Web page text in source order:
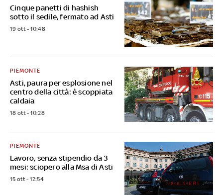
Cinque panetti di hashish
sotto il sedile, fermato ad Asti
19 ott - 10:48
Asti, paura per esplosione nel
centro della città: è scoppiata
caldaia
PIEMONTE
18 ott - 10:28
Lavoro, senza stipendio da 3
mesi: sciopero alla Msa di Asti
PIEMONTE
15 ott - 12:54